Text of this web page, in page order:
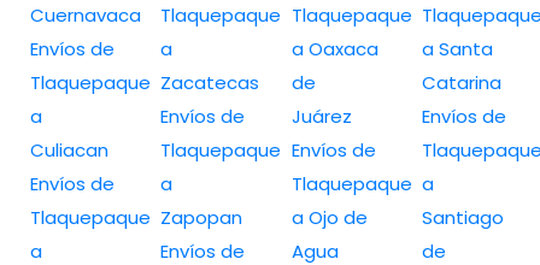
Cuernavaca
Envíos de
Tlaquepaque
a
Culiacan
Envíos de
Tlaquepaque
a
Tlaquepaque
a
Zacatecas
Envíos de
Tlaquepaque
a
Zapopan
Envíos de
Tlaquepaque
a Oaxaca
de
Juárez
Envíos de
Tlaquepaque
a Ojo de
Agua
a Santa
Catarina
Envíos de
a
Santiago
de